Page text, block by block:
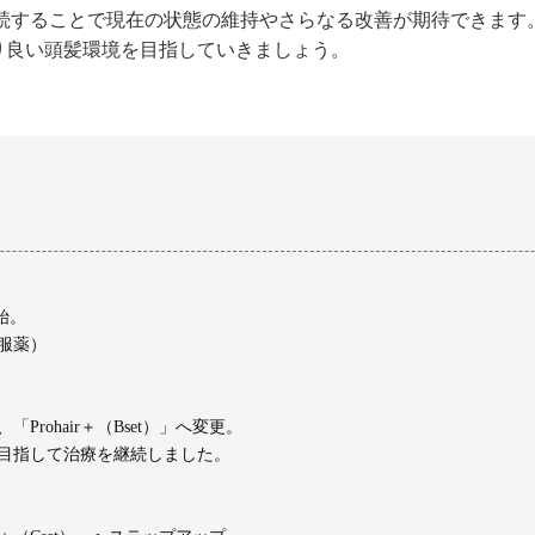
ることで現在の状態の維持やさらなる改善が期待できます
い頭髪環境を目指していきましょう。
薬）
Prohair＋（Bset）」へ変更。
指して治療を継続しました。